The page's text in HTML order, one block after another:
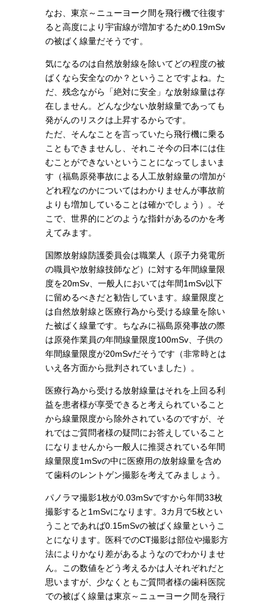
なお、東京～ニューヨーク間を飛行機で往復す
ると高度により宇宙線が増加するため0.19mSv
の被ばく線量だそうです。
気になるのは自然放射線を除いてどの程度の被
ばくなら安全なのか？ということですよね。た
だ、残念ながら「絶対に安全」な放射線量は存
在しません。どんな少ない放射線量であっても
発がんのリスクは上昇するからです。
ただ、そんなことを言っていたら飛行機に乗る
こともできませんし、それこそ今の日本には住
むことができないということになってしまいま
す（福島原発事故による人工放射線量の増加が
どれ程なのかについてはわかりませんが事故前
よりも増加していることは確かでしょう）。そ
こで、世界的にどのような指針があるのかを考
えてみます。
国際放射線防護委員会は職業人（原子力発電所
の職員や放射線技師など）に対する年間線量限
度を20mSv、一般人においては年間1mSv以下
に留めるべきだと勧告しています。線量限度と
は自然放射線と医療行為から受ける線量を除い
た被ばく線量です。ちなみに福島原発事故の際
は原発作業員の年間線量限度100mSv、子供の
年間線量限度が20mSvだそうです（非常時とは
いえ各方面から批判されていました）。
医療行為から受ける放射線量はそれを上回る利
益を患者様が享受できると考えられていること
から線量限度から除外されているのですが、そ
れではご質問者様の疑問にお答えしていること
になりませんから一般人に推奨されている年間
線量限度1mSvの中に医療用の放射線量を含め
て歯科のレントゲン撮影を考えてみましょう。
パノラマ撮影1枚が0.03mSvですから年間33枚
撮影すると1mSvになります。3カ月で5枚とい
うことであれば0.15mSvの被ばく線量というこ
とになります。医科でのCT撮影は部位や撮影方
法によりかなり差があるようなのでわかりませ
ん。この数値をどう考えるかは人それぞれだと
思いますが、少なくともご質問者様の歯科医院
での被ばく線量は東京～ニューヨーク間を飛行